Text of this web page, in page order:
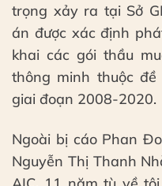
trọng xảy ra tại Sở
án được xác định
khai các gói thầu
thông minh thuộc
giai đoạn 2008-2020.
Ngoài bị cáo Phan
Nguyễn Thị Thanh